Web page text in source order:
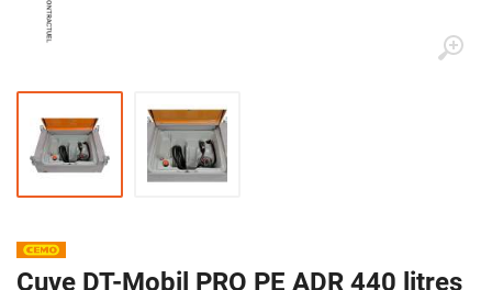
Cuve DT-Mobil PRO PE ADR 440 litres